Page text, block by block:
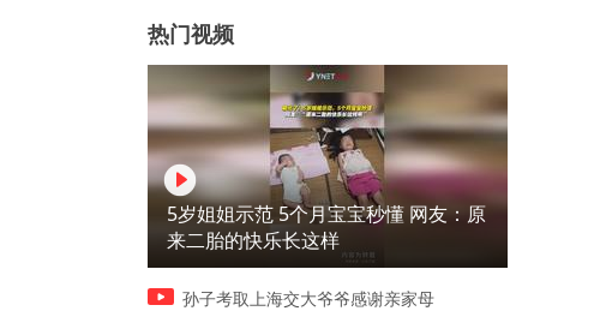
热门视频
5岁姐姐示范 5个月宝宝秒懂 网友：原
来二胎的快乐长这样
孙子考取上海交大爷爷感谢亲家母